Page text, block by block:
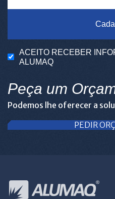
ACEITO RECEBER
ALUMAQ
Peça um
Podemos lhe oferecer a
PEDIR